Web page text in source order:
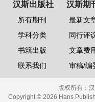
汉斯出版社
所有期刊
学科分类
书籍出版
联系我们
汉斯期
最新文
同行评
文章费
审稿/编
版权所有：
Copyright © 2026 Hans